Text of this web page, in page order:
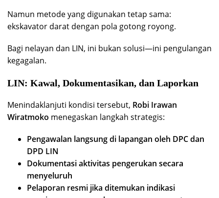
Namun metode yang digunakan tetap sama:
ekskavator darat dengan pola gotong royong.
Bagi nelayan dan LIN, ini bukan solusi—ini pengulangan
kegagalan.
LIN: Kawal, Dokumentasikan, dan Laporkan
Menindaklanjuti kondisi tersebut, Robi Irawan
Wiratmoko menegaskan langkah strategis:
Pengawalan langsung di lapangan oleh DPC dan
DPD LIN
Dokumentasi aktivitas pengerukan secara
menyeluruh
Pelaporan resmi jika ditemukan indikasi